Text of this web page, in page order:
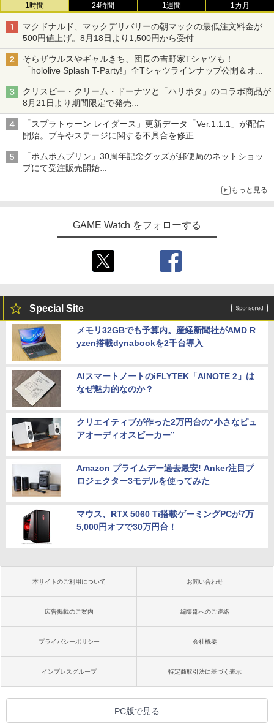
1時間 24時間 1週間 1カ月
マクドナルド、マックデリバリーの朝マックの最低注文料金が
500円値上げ。8月18日より1,500円から受付
そらザウルスやギャルきち、団長の吉野家Tシャツも！
「hololive Splash T-Party!」全Tシャツラインナップ公開＆オン
ライン販売開始
クリスピー・クリーム・ドーナツと「ハリポタ」のコラボ商品が
8月21日より期間限定で発売
組分け帽子ドーナツなど見た目も楽しい商品が登場
「スプラトゥーン レイダース」更新データ「Ver.1.1.1」が配信
開始。ブキやステージに関する不具合を修正
「ポムポムプリン」30周年記念グッズが郵便局のネットショッ
プにて受注販売開始
もっと見る
GAME Watch をフォローする
Special Site
メモリ32GBでも予算内。産経新聞社がAMD R
yzen搭載dynabookを2千台導入
AIスマートノートのiFLYTEK「AINOTE 2」は
なぜ魅力的なのか？
クリエイティブが作った2万円台の“小さなピュ
アオーディオスピーカー”
Amazon プライムデー過去最安! Anker注目プ
ロジェクター3モデルを使ってみた
マウス、RTX 5060 Ti搭載ゲーミングPCが7万
5,000円オフで30万円台！
本サイトのご利用について お問い合わせ
広告掲載のご案内 編集部へのご連絡
プライバシーポリシー 会社概要
インプレスグループ 特定商取引法に基づく表示
PC版で見る